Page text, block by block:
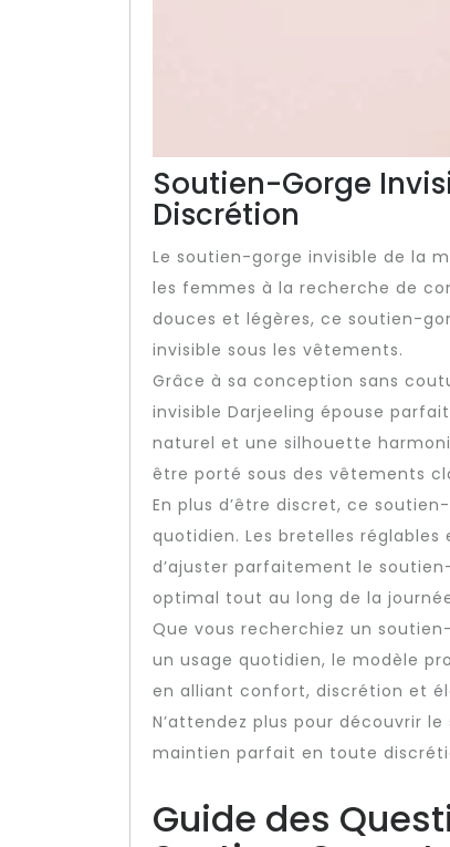
Soutien-Gorge
Discrétion
Le soutien-gorge invisible de la
les femmes à la recherche de
douces et légères, ce soutien-
invisible sous les vêtements.
Grâce à sa conception sans
invisible Darjeeling épouse
naturel et une silhouette
être porté sous des vêtements
En plus d’être discret, ce
quotidien. Les bretelles
d’ajuster parfaitement le
optimal tout au long de la
Que vous recherchiez un
un usage quotidien, le modèle
en alliant confort, discrétion et
N’attendez plus pour découvrir
maintien parfait en toute
Guide des